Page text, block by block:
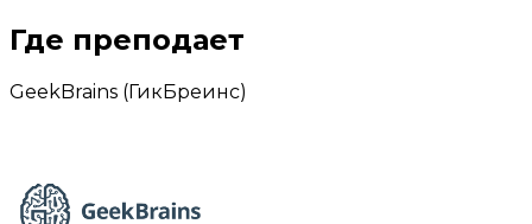
Где преподает
GeekBrains (ГикБреинс)